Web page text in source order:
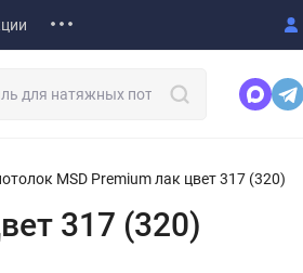
MSD Premium лак цвет 317 (320)
317 (320)